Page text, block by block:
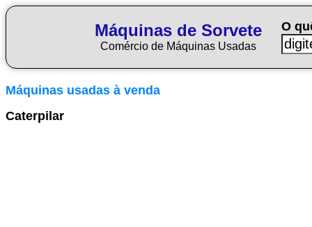
Máquinas de Sorvete
Comércio de Máquinas Usadas
O
Máquinas usadas à venda
Caterpilar